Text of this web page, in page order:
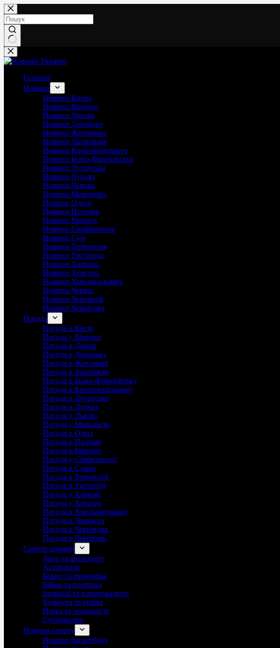
Перейти
до
вмісту
Немає
результатів
Головна
Новини
Новини Києва
Новини Вінниці
Новини Дніпра
Новини Донецьку
Новини Житомира
Новини Запоріжжя
Новини Кропивницького
Новини Івано-Франківська
Новини Луганська
Новини Луцьку
Новини Львова
Новини Миколаїва
Новини Одеси
Новини Полтави
Новини Рівного
Новини Сімферополя
Новини Сум
Новини Тернополя
Новини Ужгорода
Новини Харкова
Новини Херсона
Новини Хмельницького
Новини Черкас
Новини Чернівців
Новини Чернігова
Погода
Погода в Києві
Погода у Вінниці
Погода в Дніпрі
Погода в Донецьку
Погода в Житомирі
Погода в Запоріжжі
Погода в Івано-Франківську
Погода в Кропивницькому
Погода в Луганську
Погода в Луцьку
Погода у Львові
Погода у Миколаєві
Погода в Одесі
Погода в Полтаві
Погода в Рівному
Погода у Сімферополі
Погода в Сумах
Погода в Тернополі
Погода в Ужгороді
Погода у Харкові
Погода у Херсоні
Погода в Хмельницькому
Погода в Черкасах
Погода в Чернівцях
Погода в Чернігові
Спектр новини
Авто та автоспорт
Астрологія
Бізнес та економіка
Війна та політика
Іноваціії та криптовалюта
Культура та освіта
Наука та технологія
Суспільство
Новини спорту
Новини баскетболу